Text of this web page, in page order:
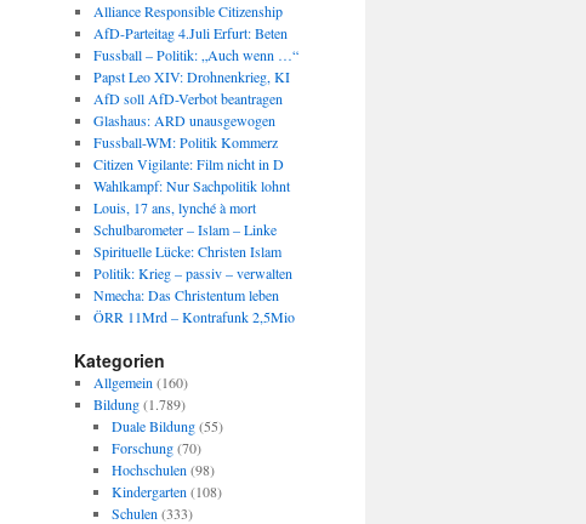
Alliance Responsible Citizenship
AfD-Parteitag 4.Juli Erfurt: Beten
Fussball – Politik: „Auch wenn …“
Papst Leo XIV: Drohnenkrieg, KI
AfD soll AfD-Verbot beantragen
Glashaus: ARD unausgewogen
Fussball-WM: Politik Kommerz
Citizen Vigilante: Film nicht in D
Wahlkampf: Nur Sachpolitik lohnt
Louis, 17 ans, lynché à mort
Schulbarometer – Islam – Linke
Spirituelle Lücke: Christen Islam
Politik: Krieg – passiv – verwalten
Nmecha: Das Christentum leben
ÖRR 11Mrd – Kontrafunk 2,5Mio
Kategorien
Allgemein (160)
Bildung(1.789)
Duale Bildung(55)
Forschung(70)
Hochschulen (98)
Kindergarten (108)
Schulen (333)